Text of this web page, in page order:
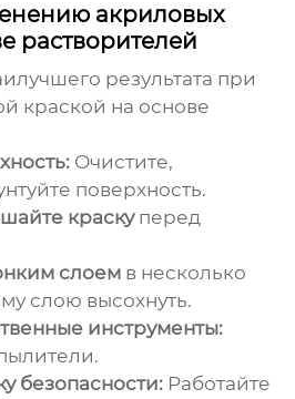
акриловых
растворителей
результата при
краской на основе
Очистите,
поверхность.
краскуперед
слоем в несколько
слою высохнуть.
инструменты:
безопасности: Работайте